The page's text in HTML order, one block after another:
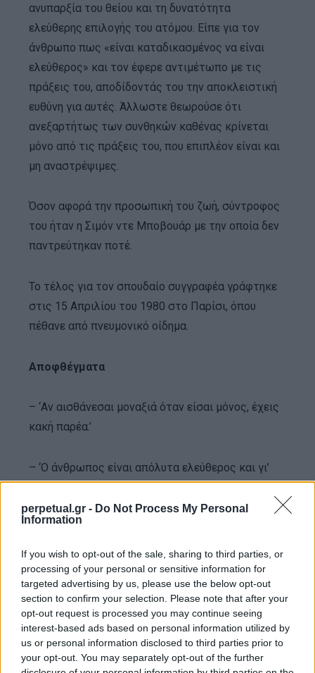
perpetual.gr - Do Not Process My Personal
Information
If you wish to opt-out of the sale, sharing to third parties, or
processing of your personal or sensitive information for
targeted advertising by us, please use the below opt-out
section to confirm your selection. Please note that after your
opt-out request is processed you may continue seeing
interest-based ads based on personal information utilized by
us or personal information disclosed to third parties prior to
your opt-out. You may separately opt-out of the further
ανυπαρξία του θείου και τη δυνατότητα
ελεύθερης επιλογής του ατόμου. Είπε για τον
άνθρωπο πως «είναι καταδικασμένος να είναι
ελεύθερος» και τον έφερε αντιμέτωπο με τις
πράξεις του, αποδίδοντάς του την αποκλειστική
ευθύνη για αυτές. Άλλωστε θεωρούσε ότι
ανεξαρτήτως των συνθηκών καθένας κρίνεται
μόνο από τις πράξεις του, που επιπλέον είναι και
μη αναστρέψιμες.
Όσον αφορά την προσωπική του ζωή, σύντροφος
του ήταν η Σιμόν ντε Μποβουάρ με την οποία δεν
παντρεύτηκαν ποτέ.
Το τέλος για τον σπουδαίο συγγραφέα γράφτηκε
στις 15 Απριλίου του 1980 στο Παρίσι, όπου
πέθανε από πνευμονικό οίδημα.
Αποφθέγματα
– ‘Αν αισθάνεσαι μοναξιά όταν είσαι μόνος, έχεις
κακή παρέα.’
– ‘Ο άνθρωπος είναι απόλυτα ελεύθερος και γι’
αυτό είναι απόλυτα υπεύθυνος.’
– ‘Ο άνθρωπος είναι οι επιλογές του.’
– ‘Στην αγάπη, ένα κι ένα κάνουν ένα.’
– ‘Μόνο αυτός που δεν τραβάει κουπί έχει χρόνο
να ταρακουνήσει την βάρκα.’
– ‘Η ζωή σταματά να έχει νόημα από τη στιγμή